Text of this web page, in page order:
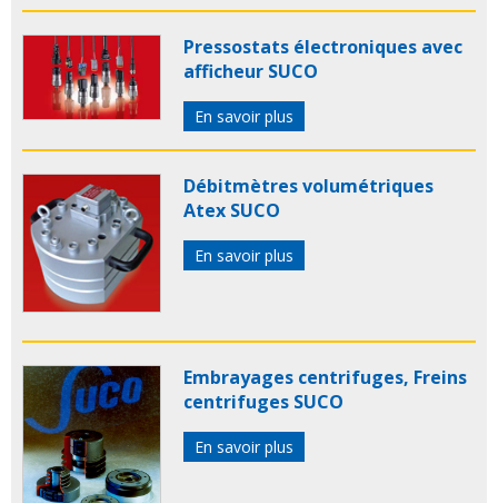
Pressostats électroniques avec
afficheur SUCO
En savoir plus
Débitmètres volumétriques
Atex SUCO
En savoir plus
Embrayages centrifuges, Freins
centrifuges SUCO
En savoir plus